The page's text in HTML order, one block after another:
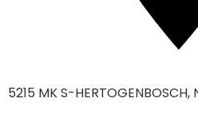
5215 MK S-